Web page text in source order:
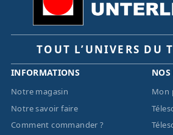
TOUT L’UNIVERS DU
INFORMATIONS
Notre magasin
Notre savoir faire
Comment commander ?
Mon